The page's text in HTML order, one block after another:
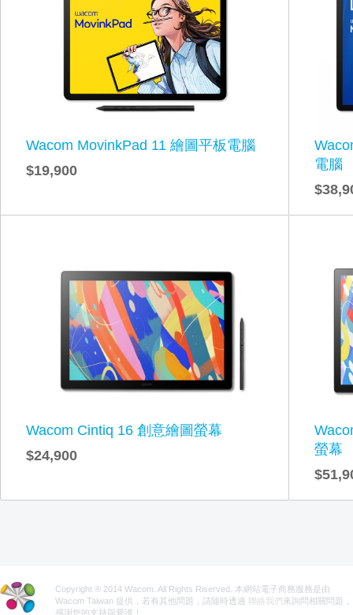
Wacom MovinkPad 11 繪圖平板電腦
$19,900
電腦
Wacom Cintiq 16 創意繪圖螢幕
$24,900
螢幕
Copyright ® 2014 Wacom. All Rights Riserved. 本網站電子商務服務是由
Wacom Taiwan 提供，若有其他問題，請隨時透過
聯絡我們 來詢問相關問題，
感謝您的支持與愛護！